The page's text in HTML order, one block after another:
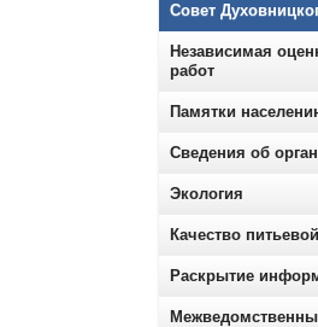
Совет
Независимая
работ
Памятки
Сведения об
Экология
Качество
Раскрытие